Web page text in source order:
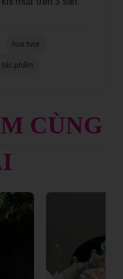
hoa tươi
tác phẩm
CÙNG